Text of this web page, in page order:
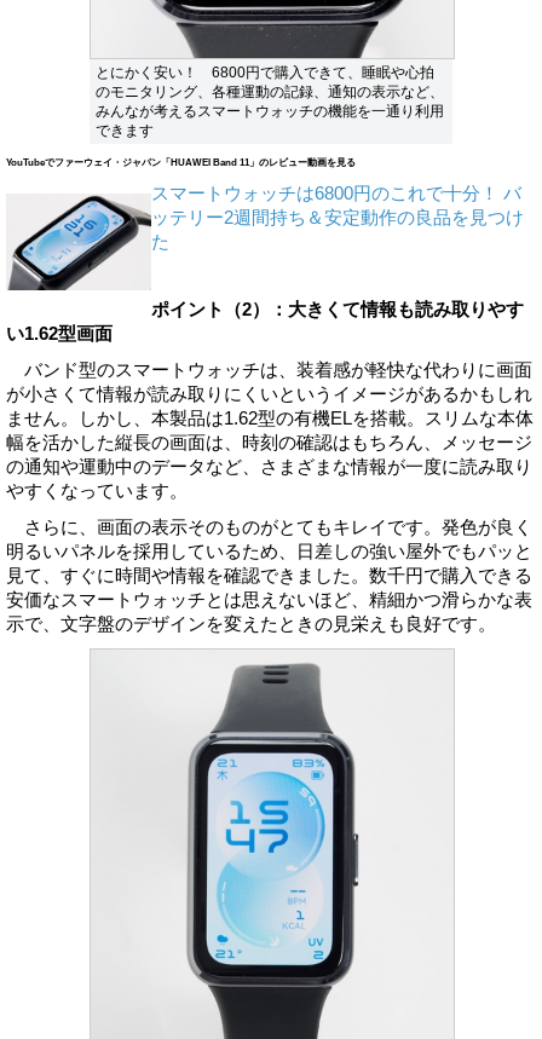
とにかく安い！ 6800円で購入できて、睡眠や心拍
のモニタリング、各種運動の記録、通知の表示など、
みんなが考えるスマートウォッチの機能を一通り利用
できます
YouTubeでファーウェイ・ジャパン「HUAWEI Band 11」のレビュー動画を見る
スマートウォッチは6800円のこれで十分！ バ
ッテリー2週間持ち＆安定動作の良品を見つけ
た
ポイント（2）：大きくて情報も読み取りやす
い1.62型画面
バンド型のスマートウォッチは、装着感が軽快な代わりに画面
が小さくて情報が読み取りにくいというイメージがあるかもしれ
ません。しかし、本製品は1.62型の有機ELを搭載。スリムな本体
幅を活かした縦長の画面は、時刻の確認はもちろん、メッセージ
の通知や運動中のデータなど、さまざまな情報が一度に読み取り
やすくなっています。
さらに、画面の表示そのものがとてもキレイです。発色が良く
明るいパネルを採用しているため、日差しの強い屋外でもパッと
見て、すぐに時間や情報を確認できました。数千円で購入できる
安価なスマートウォッチとは思えないほど、精細かつ滑らかな表
示で、文字盤のデザインを変えたときの見栄えも良好です。